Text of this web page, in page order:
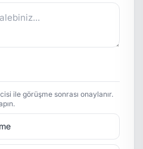
ile görüşme sonrası onaylanır.